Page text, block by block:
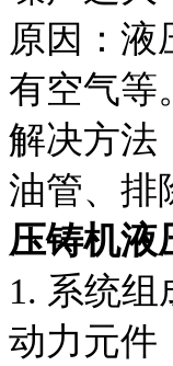
原因：液
有空气等
解决方法
油管、排
压铸机液
1. 系统组
动力元件